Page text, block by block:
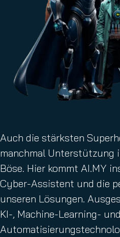
Auch die stärksten
manchmal Unterstützung
Böse. Hier kommt AI.MY
Cyber-Assistent und die
unseren Lösungen.
KI-, Machine-Learning- und